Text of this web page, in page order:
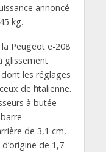
annoncé
kg.
la Peugeot e-208
glissement
les réglages
de l’italienne.
à butée
de 3,1 cm,
de 1,7